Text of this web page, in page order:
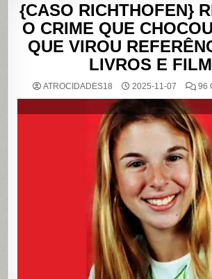
{CASO RICHTHOFEN}
O CRIME QUE
QUE VIROU
LIVROS E
ATROCIDADES18 2025-11-07 96